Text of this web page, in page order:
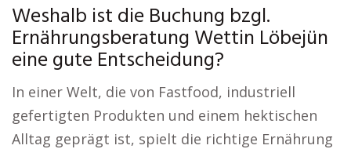
Weshalb ist die Buchung bzgl.
Ernährungsberatung Wettin Löbejün
eine gute Entscheidung?
In einer Welt, die von Fastfood, industriell
gefertigten Produkten und einem hektischen
Alltag geprägt ist, spielt die richtige Ernährung